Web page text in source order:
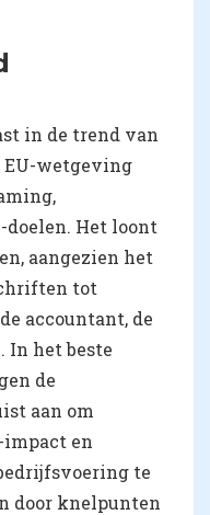
in de trend van
EU-wetgeving
doelen. Het loont
aangezien het
tot
accountant, de
In het beste
de
aan om
en
te
door knelpunten